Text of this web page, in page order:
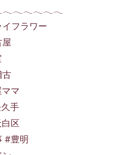
フラワー
古
マ
手
区
#豊明